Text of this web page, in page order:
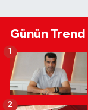
Günün
2